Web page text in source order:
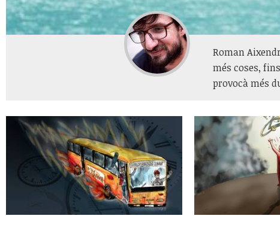
Roman
més coses,
provocà més